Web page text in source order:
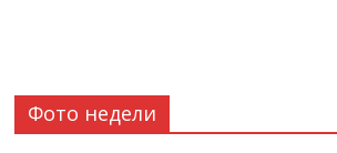
Фото недели